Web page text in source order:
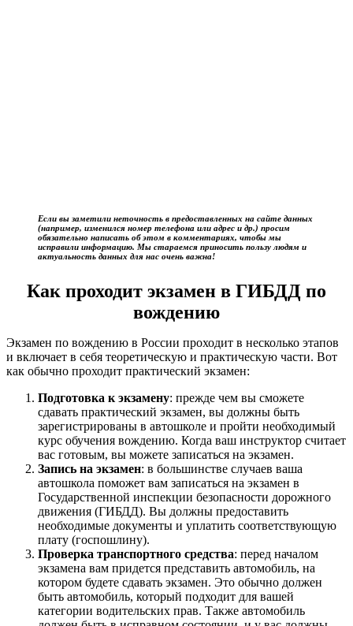
Если вы заметили неточность в предоставленных на сайте данных
(например, изменился номер телефона или адрес и др.) просим
обязательно написать об этом в комментариях, чтобы мы
исправили информацию. Мы стараемся приносить пользу людям и
актуальность данных для нас очень важна!
Как проходит экзамен в ГИБДД по
вождению
Экзамен по вождению в России проходит в несколько этапов
и включает в себя теоретическую и практическую части. Вот
как обычно проходит практический экзамен:
Подготовка к экзамену: прежде чем вы сможете
сдавать практический экзамен, вы должны быть
зарегистрированы в автошколе и пройти необходимый
курс обучения вождению. Когда ваш инструктор считает
вас готовым, вы можете записаться на экзамен.
Запись на экзамен: в большинстве случаев ваша
автошкола поможет вам записаться на экзамен в
Государственной инспекции безопасности дорожного
движения (ГИБДД). Вы должны предоставить
необходимые документы и уплатить соответствующую
плату (госпошлину).
Проверка транспортного средства: перед началом
экзамена вам придется представить автомобиль, на
котором будете сдавать экзамен. Это обычно должен
быть автомобиль, который подходит для вашей
категории водительских прав. Также автомобиль